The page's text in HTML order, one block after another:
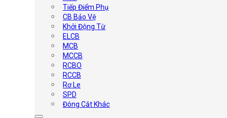
Tiếp Điểm Phụ
CB Bảo Vệ
Khởi Động Từ
ELCB
MCB
MCCB
RCBO
RCCB
Rơ Le
SPD
Đóng Cắt Khác